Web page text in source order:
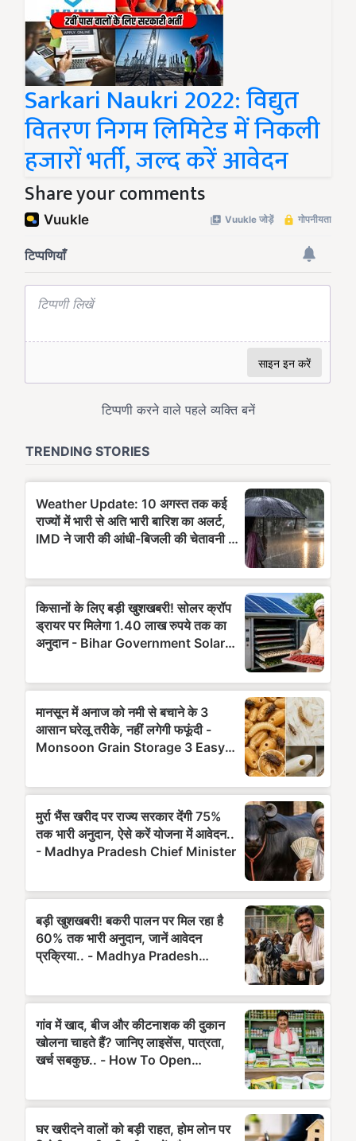
Sarkari Naukri 2022: विद्युत
वितरण निगम लिमिटेड में निकली
हजारों भर्ती, जल्द करें आवेदन
Share your comments